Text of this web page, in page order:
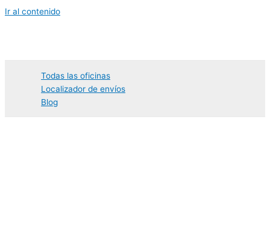
Ir al contenido
Todas las oficinas
Localizador de envíos
Blog